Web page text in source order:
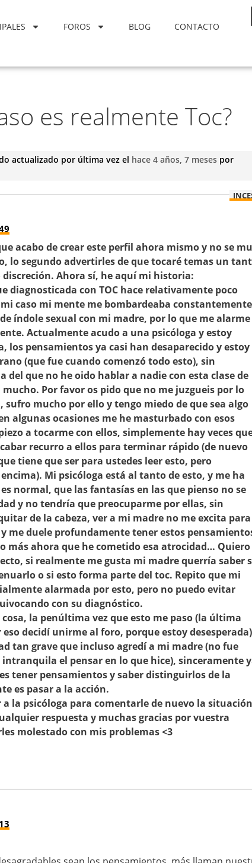
FOROS BLOG CONTACTO
es realmente Toc?
actualizado por última vez el hace 4 años, 7 meses por
acabo de crear este perfil ahora mismo y no se
lo segundo advertirles de que tocaré temas un
Ahora sí, he aquí mi historia:
diagnosticada con TOC hace relativamente poco
caso mi mente me bombardeaba constantemente
índole sexual con mi madre, por lo que me alarme
Actualmente acudo a una psicóloga y estoy
pensamientos ya casi han desaparecido y estoy
(que fue cuando comenzó todo esto), sin
del que no he oido hablar a nadie con esta clase de
Por favor os pido que no me juzgueis por lo
sufro mucho por ello y tengo miedo de que sea algo
algunas ocasiones me he masturbado con esos
a tocarme con ellos, simplemente hay veces
recurro a ellos para terminar rápido (de nuevo
tiene que ser para ustedes leer esto, pero
Mi psicóloga está al tanto de esto, y me ha
normal, que las fantasías en las que pienso no se
y no tendría que preocuparme por ellas, sin
de la cabeza, ver a mi madre no me excita para
me duele profundamente tener estos
más ahora que he cometido esa atrocidad… Quiero
si realmente me gusta mi madre querría saber
o si esto forma parte del toc. Repito que mi
alarmada por esto, pero no puedo evitar
con su diagnóstico.
la penúltima vez que esto me paso (la última
decidí unirme al foro, porque estoy desesperada)
tan grave que incluso agredí a mi madre (no fue
el pensar en lo que hice), sinceramente
tener pensamientos y saber distinguirlos de la
es pasar a la acción.
la psicóloga para comentarle de nuevo la
respuesta y muchas gracias por vuestra
molestado con mis problemas <3